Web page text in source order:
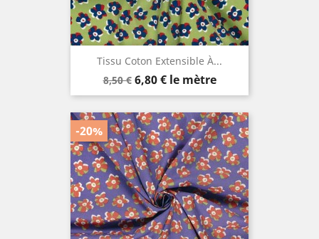
Tissu Coton Extensible À...
Prix
de
8,50 € Prix
6,80 € le mètre
-20%